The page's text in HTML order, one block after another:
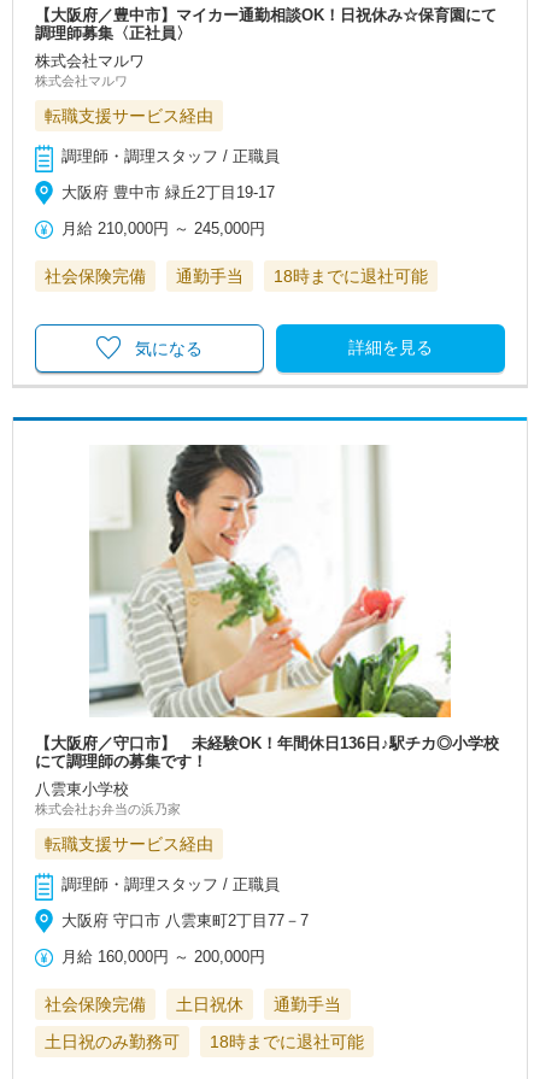
【大阪府／豊中市】マイカー通勤相談OK！日祝休み☆保育園にて
調理師募集〈正社員〉
株式会社マルワ
株式会社マルワ
転職支援サービス経由
調理師・調理スタッフ / 正職員
大阪府 豊中市 緑丘2丁目19‐17
月給 210,000円 ～245,000円
社会保険完備 通勤手当 18時までに退社可能
詳細を見る
気になる
【大阪府／守口市】 未経験OK！年間休日136日♪駅チカ◎小学校
にて調理師の募集です！
八雲東小学校
株式会社お弁当の浜乃家
転職支援サービス経由
調理師・調理スタッフ / 正職員
大阪府 守口市 八雲東町2丁目77－7
月給 160,000円 ～ 200,000円
社会保険完備 土日祝休
通勤手当
土日祝のみ勤務可
18時までに退社可能